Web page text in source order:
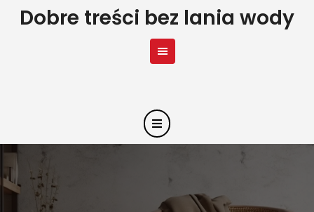
SkipDobre treści bez lania wody